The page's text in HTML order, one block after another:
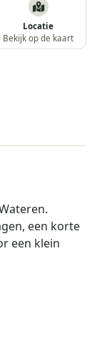
Locatie
Bekijk op de kaart
een korte
een klein